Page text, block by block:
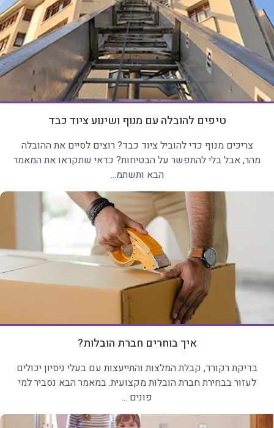
טיפים להובלה עם מנוף ושינוע ציוד כבד
צריכים מנוף כדי להוביל ציוד כבד? רוצים לסיים את ההובלה
מהר, אבל בלי להתפשר על הבטיחות? כדאי שתקראו את המאמר
הבא ותשתמ...
איך בוחרים חברת הובלות?
בדיקת רקורד, קבלת המלצות והתייעצות עם בעלי ניסיון יכולים
לעזור בבחירת חברת הובלות מקצועית. במאמר הבא נסביר למי
פונים ...